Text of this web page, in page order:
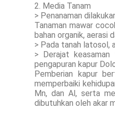
2. Media Tanam
> Penanaman
Tanaman mawar
bahan organik, aerasi
> Pada tanah latosol,
> Derajat
pengapuran kapur
Pemberian kapur
memperbaiki
Mn, dan Al, serta
dibutuhkan oleh akar